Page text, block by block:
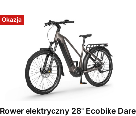
Okazja
Rower elektryczny 28" Ecobike Dare